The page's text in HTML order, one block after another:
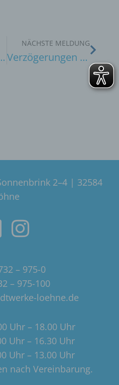
NÄCHSTE MELDUNG
Verzögerungen bei der Energiepreisbremse
2–4 | 32584
– 975-0
– 975-100
loehne.de
– 18.00 Uhr
– 16.30 Uhr
– 13.00 Uhr
nach Vereinbarung.